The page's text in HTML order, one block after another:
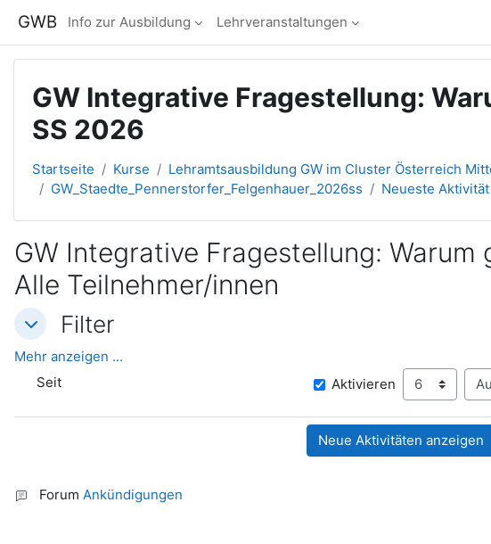
GWB Info zur Ausbildung Lehrveranstaltungen
GW Integrative Fragestellung:
SS 2026
Startseite Kurse Lehramtsausbildung GW im Cluster Österreich
GW_Staedte_Pennerstorfer_Felgenhauer_2026ss
Neueste Aktivität
GW Integrative Fragestellung:
Alle Teilnehmer/innen
Filter
Filter Filter
Mehr anzeigen ...
Seit
SeitAktivieren Tag
Forum Ankündigungen